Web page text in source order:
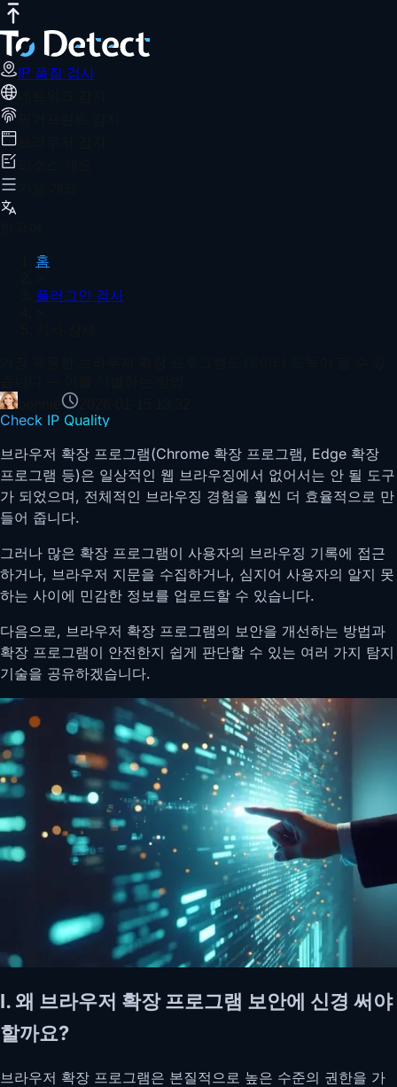
IP 품질 검사
가장 유용한 브라우저 확장 프로그램도
ToDetect 지문 조회 도구는 사용자가 브라우저 플러그인의 동
홈
추천 기사
IP 품질 검사
홈
플러그인 검사
Check IP Quality
브라우저 확장 프로그램(Chrome 확장 프로그램, Edge 확장
프로그램 등)은 일상적인 웹 브라우징에서 없어서는 안 될 도구
가 되었으며, 전체적인 브라우징 경험을 훨씬 더 효율적으로 만
들어 줍니다.
그러나 많은 확장 프로그램이 사용자의 브라우징 기록에 접근
하거나, 브라우저 지문을 수집하거나, 심지어 사용자의 알지 못
하는 사이에 민감한 정보를 업로드할 수 있습니다.
다음으로, 브라우저 확장 프로그램의 보안을 개선하는 방법과
확장 프로그램이 안전한지 쉽게 판단할 수 있는 여러 가지 탐지
기술을 공유하겠습니다.
I. 왜 브라우저 확장 프로그램 보안에 신경 써야
할까요?
브라우저 확장 프로그램은 본질적으로 높은 수준의 권한을 가